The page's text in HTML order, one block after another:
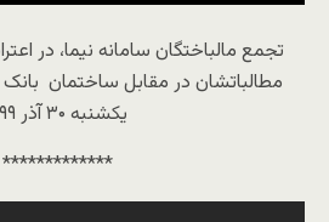
تجمع مالباختگان سامانه نیما، در
مطالباتشان در مقابل ساختمان بانک
یکشنبه ۳۰ آذر ۱۳۹۹
*************